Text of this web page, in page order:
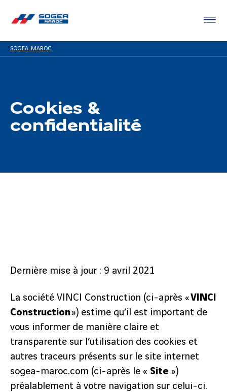
SOGEA-MAROC
Cookies &
confidentialité
Dernière mise à jour : 9 avril 2021
La société VINCI Construction (ci-après «VINCI
Construction») estime qu’il est important de
vous informer de manière claire et
transparente sur l’utilisation des cookies et
autres traceurs présents sur le site internet
sogea-maroc.com (ci-après le « Site »)
préalablement à votre navigation sur celui-ci.